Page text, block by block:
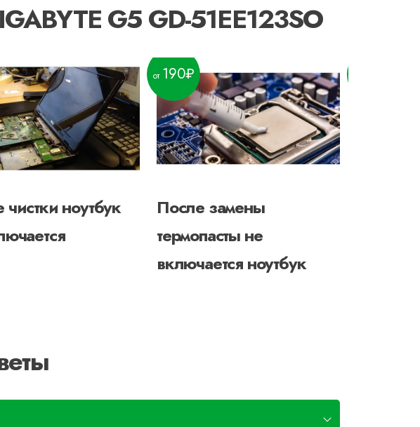
G5 GD-51EE123SO
ноутбук
После замены
термопасты не
включается ноутбук
190